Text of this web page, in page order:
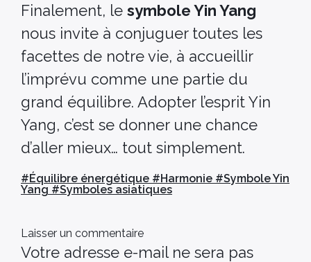
Finalement, le symbole Yin Yang
nous invite à conjuguer toutes les
facettes de notre vie, à accueillir
l’imprévu comme une partie du
grand équilibre. Adopter l’esprit Yin
Yang, c’est se donner une chance
d’aller mieux… tout simplement.
#Équilibre énergétique #Harmonie #Symbole Yin
Yang #Symboles asiatiques
Laisser un commentaire
Votre adresse e-mail ne sera pas